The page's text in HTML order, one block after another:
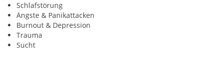
Schlafstörung
Ängste & Panikattacken
Burnout & Depression
Trauma
Sucht